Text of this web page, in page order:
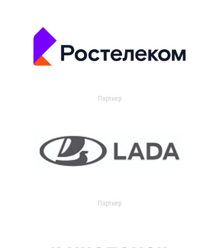
Партнер
Партнер